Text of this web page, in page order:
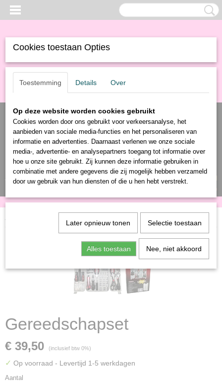
Inloggen Registreren
UW WINKELWAGEN
(0)
Home
Gereedschapset
€ 39,50 (inclusief btw 0%)
✓ Op voorraad - Levertijd 1-5 werkdagen
Aantal
Cookies toestaan Opties
Toestemming Details Over
Op deze website worden cookies gebruikt
Cookies worden door ons gebruikt voor verkeersanalyse, het
aanbieden van sociale media-functies en het personaliseren van
informatie en advertenties. Daarnaast verlenen we onze sociale
media-, advertentie- en analysepartners toegang tot informatie over
hoe u onze site gebruikt. Zij kunnen deze informatie gebruiken in
combinatie met andere gegevens die zij mogelijk hebben verzameld
door uw gebruik van hun diensten of die u hen hebt verstrekt.
Later opnieuw tonen Selectie toestaan
Alles toestaan Nee, niet akkoord